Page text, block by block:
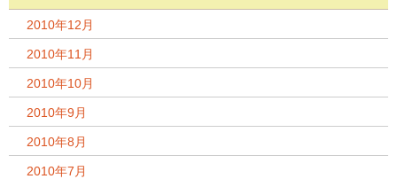
2010年12月
2010年11月
2010年10月
2010年9月
2010年8月
2010年7月